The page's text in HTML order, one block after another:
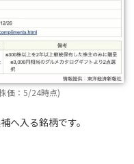
価：5/24時点)
へ入る銘柄です。